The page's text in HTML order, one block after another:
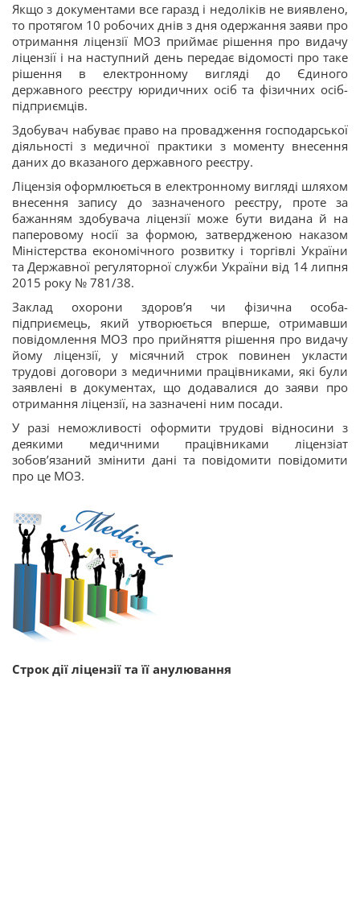
Якщо з документами все гаразд і недоліків не виявлено,
то протягом 10 робочих днів з дня одержання заяви про
отримання ліцензії МОЗ приймає рішення про видачу
ліцензії і на наступний день передає відомості про таке
рішення в електронному вигляді до Єдиного
державного реєстру юридичних осіб та фізичних осіб-
підприємців.
Здобувач набуває право на провадження господарської
діяльності з медичної практики з моменту внесення
даних до вказаного державного реєстру.
Ліцензія оформлюється в електронному вигляді шляхом
внесення запису до зазначеного реєстру, проте за
бажанням здобувача ліцензії може бути видана й на
паперовому носії за формою, затвердженою наказом
Міністерства економічного розвитку і торгівлі України
та Державної регуляторної служби України від 14 липня
2015 року № 781/38.
Заклад охорони здоров’я чи фізична особа-
підприємець, який утворюється вперше, отримавши
повідомлення МОЗ про прийняття рішення про видачу
йому ліцензії, у місячний строк повинен укласти
трудові договори з медичними працівниками, які були
заявлені в документах, що додавалися до заяви про
отримання ліцензії, на зазначені ним посади.
У разі неможливості оформити трудові відносини з
деякими медичними працівниками ліцензіат
зобов’язаний змінити дані та повідомити повідомити
про це МОЗ.
Строк дії ліцензії та її анулювання